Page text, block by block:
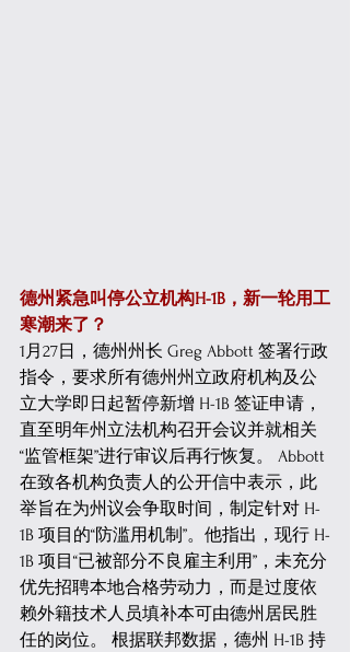
德州紧急叫停公立机构H-1B，新一轮用工
寒潮来了？
1月27日，德州州长 Greg Abbott 签署行政
指令，要求所有德州州立政府机构及公
立大学即日起暂停新增 H-1B 签证申请，
直至明年州立法机构召开会议并就相关
“监管框架”进行审议后再行恢复。 Abbott
在致各机构负责人的公开信中表示，此
举旨在为州议会争取时间，制定针对 H-
1B 项目的“防滥用机制”。他指出，现行 H-
1B 项目“已被部分不良雇主利用”，未充分
优先招聘本地合格劳动力，而是过度依
赖外籍技术人员填补本可由德州居民胜
任的岗位。 根据联邦数据，德州 H-1B 持